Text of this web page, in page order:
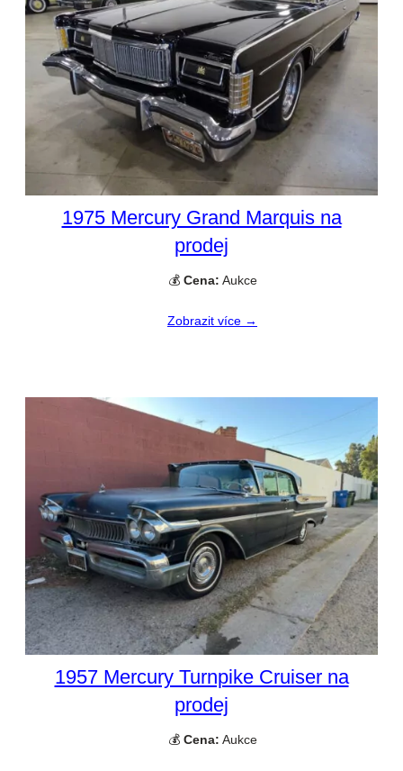
1975 Mercury Grand Marquis na
prodej
💰 Cena: Aukce
Zobrazit více →
1957 Mercury Turnpike Cruiser na
prodej
💰 Cena: Aukce